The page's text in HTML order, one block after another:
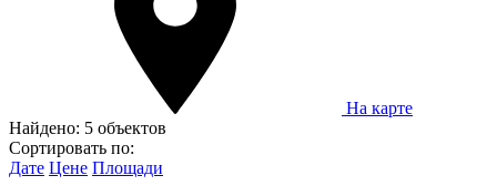
На карте
Найдено: 5 объектов
Сортировать по:
Дате Цене Площади